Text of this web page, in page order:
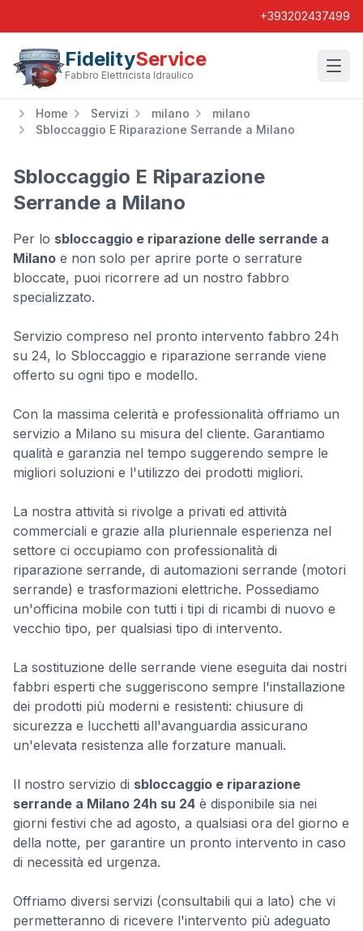
+393202437499
FidelityService
Fabbro Elettricista Idraulico
Home Servizi milano
milano
Sbloccaggio E Riparazione Serrande a Milano
Sbloccaggio E Riparazione
Serrande a Milano
Per lo sbloccaggio e riparazione delle serrande a
Milano e non solo per aprire porte o serrature
bloccate, puoi ricorrere ad un nostro fabbro
specializzato.
Servizio compreso nel pronto intervento fabbro 24h
su 24, lo Sbloccaggio e riparazione serrande viene
offerto su ogni tipo e modello.
Con la massima celerità e professionalità offriamo un
servizio a Milano su misura del cliente. Garantiamo
qualità e garanzia nel tempo suggerendo sempre le
migliori soluzioni e l'utilizzo dei prodotti migliori.
La nostra attività si rivolge a privati ed attività
commerciali e grazie alla pluriennale esperienza nel
settore ci occupiamo con professionalità di
riparazione serrande, di automazioni serrande (motori
serrande) e trasformazioni elettriche. Possediamo
un'officina mobile con tutti i tipi di ricambi di nuovo e
vecchio tipo, per qualsiasi tipo di intervento.
La sostituzione delle serrande viene eseguita dai nostri
fabbri esperti che suggeriscono sempre l'installazione
dei prodotti più moderni e resistenti: chiusure di
sicurezza e lucchetti all'avanguardia assicurano
un'elevata resistenza alle forzature manuali.
Il nostro servizio di sbloccaggio e riparazione
serrande a Milano 24h su 24 è disponibile sia nei
giorni festivi che ad agosto, a qualsiasi ora del giorno e
della notte, per garantire un pronto intervento in caso
di necessità ed urgenza.
Offriamo diversi servizi (consultabili qui a lato) che vi
permetteranno di ricevere l'intervento più adeguato